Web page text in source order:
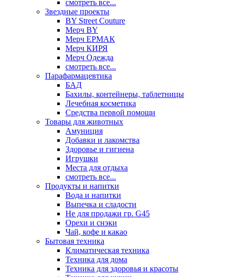
смотреть все...
Звездные проекты
BY Street Couture
Мерч BY
Мерч ЕРМАК
Мерч КИРЯ
Мерч Одежда
смотреть все...
Парафармацевтика
БАД
Бахилы, контейнеры, таблетницы
Лечебная косметика
Средства первой помощи
Товары для животных
Амуниция
Добавки и лакомства
Здоровье и гигиена
Игрушки
Места для отдыха
смотреть все...
Продукты и напитки
Вода и напитки
Выпечка и сладости
Не для продажи гр. G45
Орехи и снэки
Чай, кофе и какао
Бытовая техника
Климатическая техника
Техника для дома
Техника для здоровья и красоты